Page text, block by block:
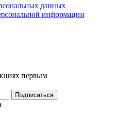
данных
информации
первым